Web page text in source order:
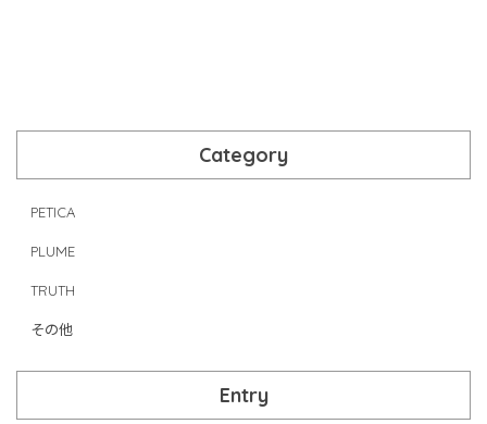
Category
PETICA
PLUME
TRUTH
その他
Entry